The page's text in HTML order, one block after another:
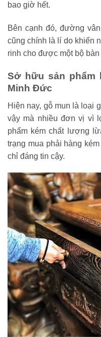
bao giờ hết.
Bên cạnh đó, đường
cũng chính là lí do khiến
rinh cho được một bộ
Sở hữu sản phẩm
Minh Đức
Hiện nay, gỗ mun là loại
vậy mà nhiều đơn vị vì
phẩm kém chất lượng
trạng mua phải hàng
chỉ đáng tin cậy.